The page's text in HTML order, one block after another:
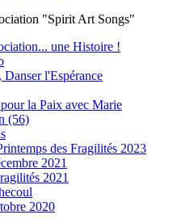
"Spirit Art Songs"
une Histoire !
Danser l'Espérance
la Paix avec Marie
(56)
des Fragilités 2023
2021
2021
2020